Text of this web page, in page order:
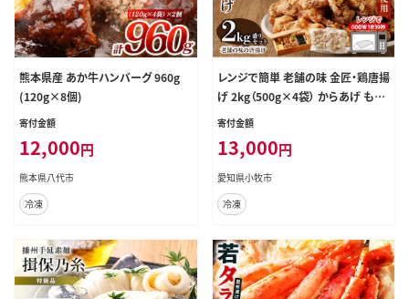
熊本県産 あか牛ハンバーグ 960g
(120g×8個)
寄付金額
12,000円
熊本県八代市
冷凍
レンジで簡単 老舗の味 金匠・鶏唐揚
げ 2kg（500g×4袋） からあげ もも
肉 おかず ［もも肉からあげ 本格唐
ンからあげ レンジ調理唐あげ おか
ず唐揚げ 惣菜からあげ お弁当唐揚
げ おつまみからあげ］[003D06]
寄付金額
13,000円
愛知県小牧市
冷凍